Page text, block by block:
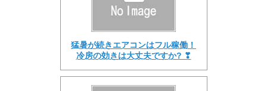
猛暑が続きエアコンはフル稼働！
冷房の効きは大丈夫ですか? ❣